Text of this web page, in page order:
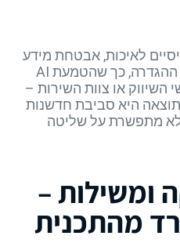
לאיכות, אבטחת מידע
והרשאות נעשה כבר בשלב ההגדרה, כך שהטמעת AI
השיווק או צוות השירות –
היא סביבת חדשנות
מתפשרת על שליטה
ומשילות –
מהתכנית